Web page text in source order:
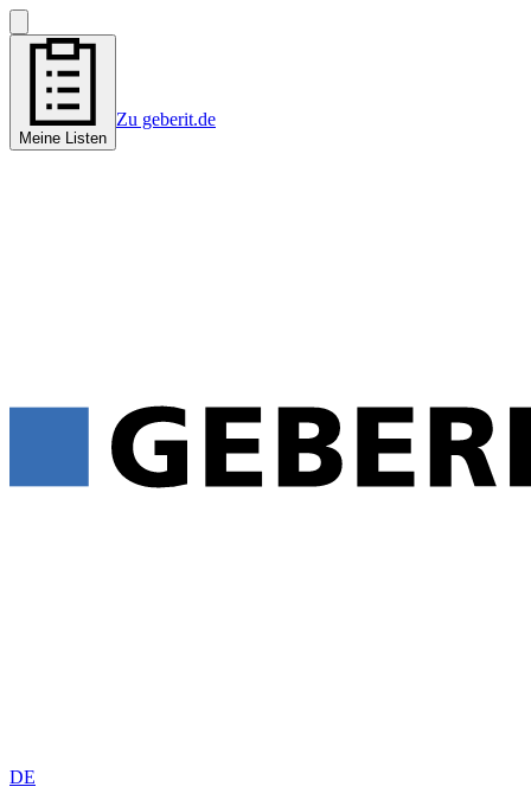
Meine Listen
Zu geberit.de
DE